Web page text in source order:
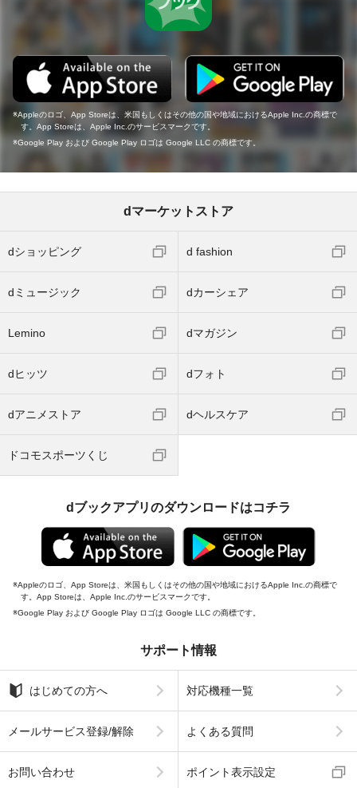
Appleのロゴ、App Storeは、米国もしくはその他の国や地域におけるApple Inc.の商標で
す。App Storeは、Apple Inc.のサービスマークです。
Google Play および Google Play ロゴは Google LLC の商標です。
dマーケットストア
dショッピング d fashion
dミュージック dカーシェア
Lemino dマガジン
dヒッツ dフォト
dアニメストア dヘルスケア
ドコモスポーツくじ
dブックアプリのダウンロードはコチラ
Appleのロゴ、App Storeは、米国もしくはその他の国や地域におけるApple Inc.の商標で
す。App Storeは、Apple Inc.のサービスマークです。
Google Play および Google Play ロゴは Google LLC の商標です。
サポート情報
はじめての方へ 対応機種一覧
メールサービス登録/解除 よくある質問
お問い合わせ ポイント表示設定